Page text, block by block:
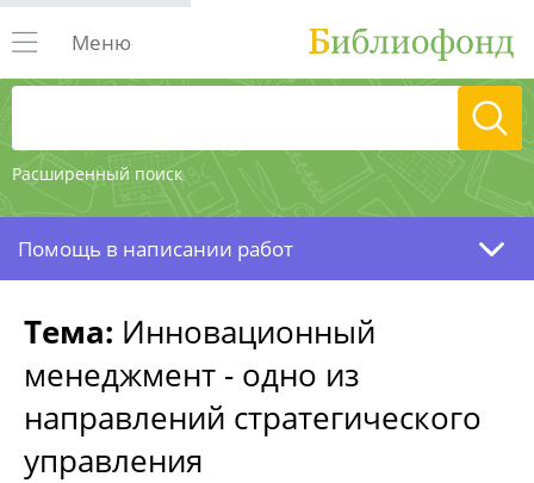
Расширенный поиск
Меню
Помощь в написании работ
Тема: Инновационный
менеджмент - одно из
направлений стратегического
управления